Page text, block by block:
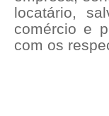
locatário,
comércio e
com os